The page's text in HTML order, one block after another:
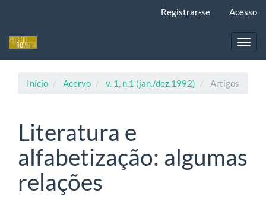
principal
Registrar-se Acesso
Início Acervo v. 1, n.1 (jan./dez.1992) Artigos
Literatura e
alfabetização: algumas
relações